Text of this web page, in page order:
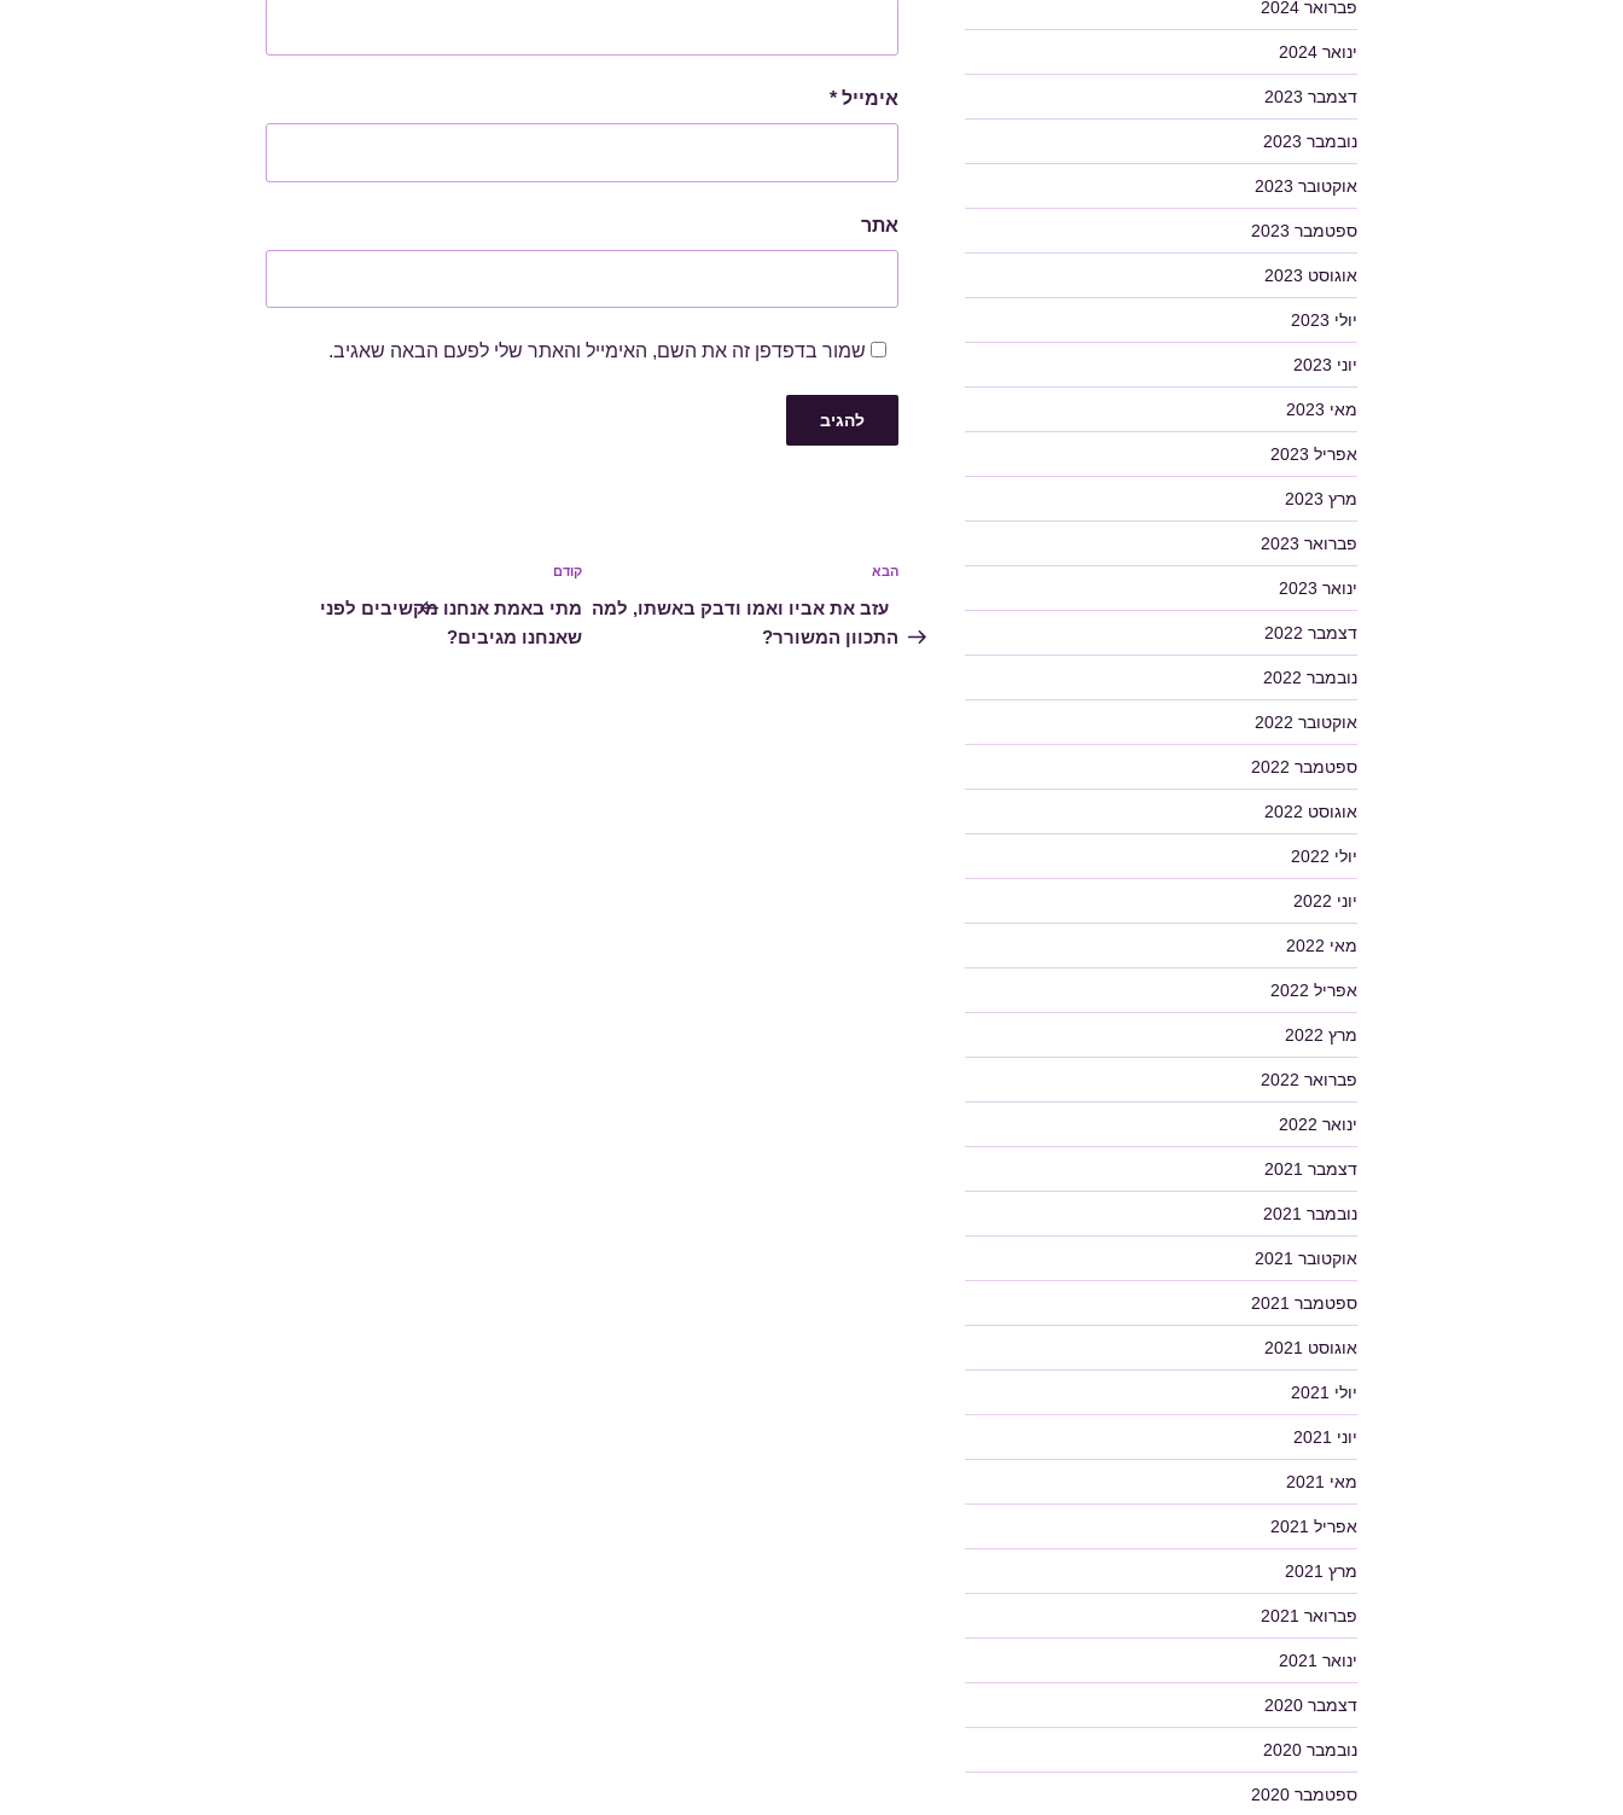
אימייל *
אתר
שמור בדפדפן זה את השם, האימייל והאתר שלי לפעם הבאה שאגיב.
ניווט
הפוסט
הקודם
קודם
מתי באמת אנחנו מקשיבים לפני
שאנחנו מגיבים?
הפוסט
הבא
הבא
עזב את אביו ואמו ודבק באשתו, למה
התכוון המשורר?
פברואר 2024
ינואר 2024
דצמבר 2023
נובמבר 2023
אוקטובר 2023
ספטמבר 2023
אוגוסט 2023
יולי 2023
יוני 2023
מאי 2023
אפריל 2023
מרץ 2023
פברואר 2023
ינואר 2023
דצמבר 2022
נובמבר 2022
אוקטובר 2022
ספטמבר 2022
אוגוסט 2022
יולי 2022
יוני 2022
מאי 2022
אפריל 2022
מרץ 2022
פברואר 2022
ינואר 2022
דצמבר 2021
נובמבר 2021
אוקטובר 2021
ספטמבר 2021
אוגוסט 2021
יולי 2021
יוני 2021
מאי 2021
אפריל 2021
מרץ 2021
פברואר 2021
ינואר 2021
דצמבר 2020
נובמבר 2020
ספטמבר 2020